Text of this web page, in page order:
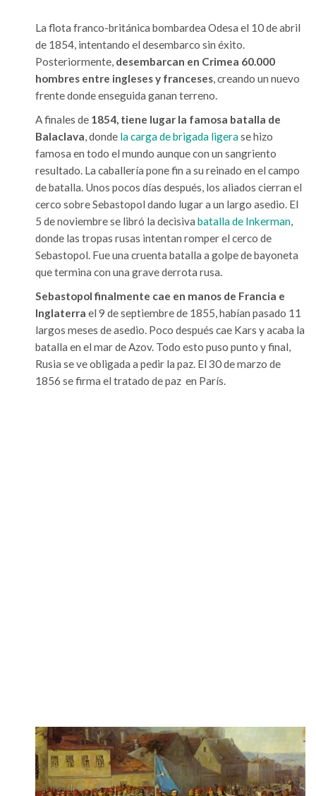
La flota franco-británica bombardea Odesa el 10 de abril
de 1854, intentando el desembarco sin éxito.
Posteriormente, desembarcan en Crimea 60.000
hombres entre ingleses y franceses, creando un nuevo
frente donde enseguida ganan terreno.
A finales de 1854, tiene lugar la famosa batalla de
Balaclava, donde la carga de brigada ligerase hizo
famosa en todo el mundo aunque con un sangriento
resultado. La caballería pone fin a su reinado en el campo
de batalla. Unos pocos días después, los aliados cierran el
cerco sobre Sebastopol dando lugar a un largo asedio. El
5 de noviembre se libró la decisiva batalla de Inkerman,
donde las tropas rusas intentan romper el cerco de
Sebastopol. Fue una cruenta batalla a golpe de bayoneta
que termina con una grave derrota rusa.
Sebastopol finalmente cae en manos de Francia e
Inglaterra el 9 de septiembre de 1855, habían pasado 11
largos meses de asedio. Poco después cae Kars y acaba la
batalla en el mar de Azov. Todo esto puso punto y final,
Rusia se ve obligada a pedir la paz. El 30 de marzo de
1856 se firma el tratado de paz en París.